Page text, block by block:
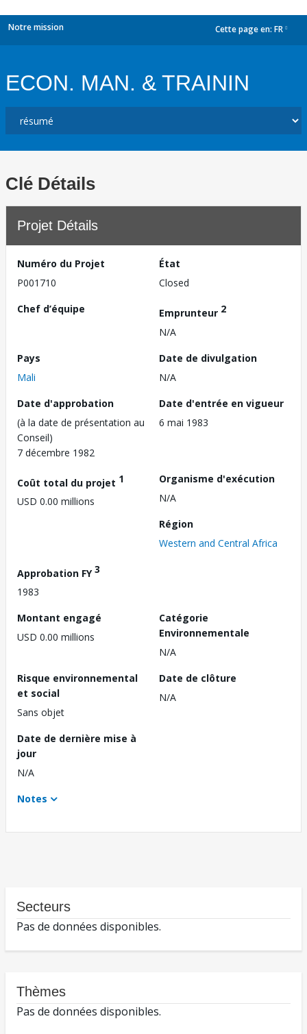
Notre mission Cette page en: FR
ECON. MAN. & TRAININ
Clé Détails
Projet Détails
Numéro du Projet
P001710
État
Closed
Chef d’équipe
Emprunteur 2
N/A
Pays
Mali
Date de divulgation
N/A
Date d'approbation
(à la date de présentation au
Conseil)
7 décembre 1982
Date d'entrée en vigueur
6 mai 1983
Coût total du projet 1
USD 0.00 millions
Organisme d'exécution
N/A
Région
Western and Central Africa
Approbation FY3
1983
Montant engagé
USD 0.00 millions
Catégorie
Environnementale
N/A
Risque environnemental
et social
Sans objet
Date de clôture
N/A
Date de dernière mise à
jour
N/A
Notes
Secteurs
Pas de données disponibles.
Thèmes
Pas de données disponibles.